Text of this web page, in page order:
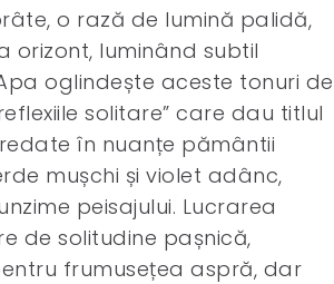
o rază de lumină palidă,
orizont, luminând subtil
oglindește aceste tonuri de
solitare” care dau titlul
în nuanțe pământii
mușchi și violet adânc,
peisajului. Lucrarea
de solitudine pașnică,
frumusețea aspră, dar